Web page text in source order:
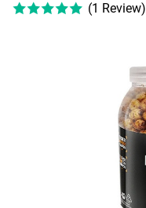
(1 Review)